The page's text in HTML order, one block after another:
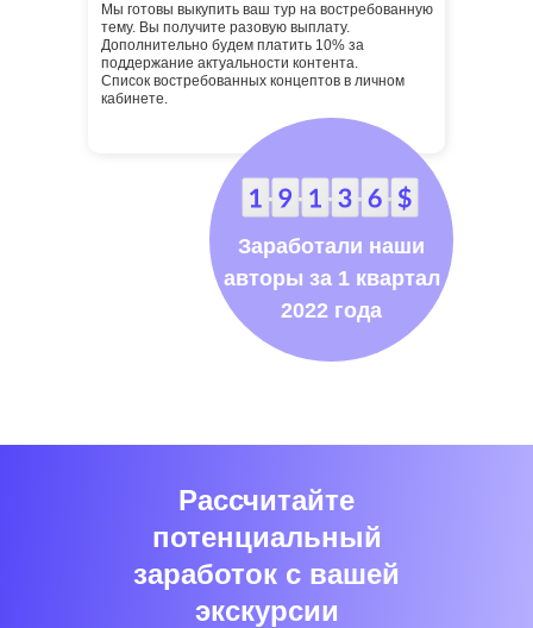
Мы готовы выкупить ваш тур на востребованную
тему. Вы получите разовую выплату.
Дополнительно будем платить 10% за
поддержание актуальности контента.
Список востребованных концептов в личном
кабинете.
Заработали наши
авторы за 1 квартал
2022 года
Рассчитайте
потенциальный
заработок с вашей
экскурсии